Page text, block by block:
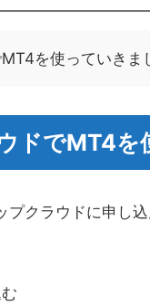
を使っていきま
ドでMT4を
クラウドに申し